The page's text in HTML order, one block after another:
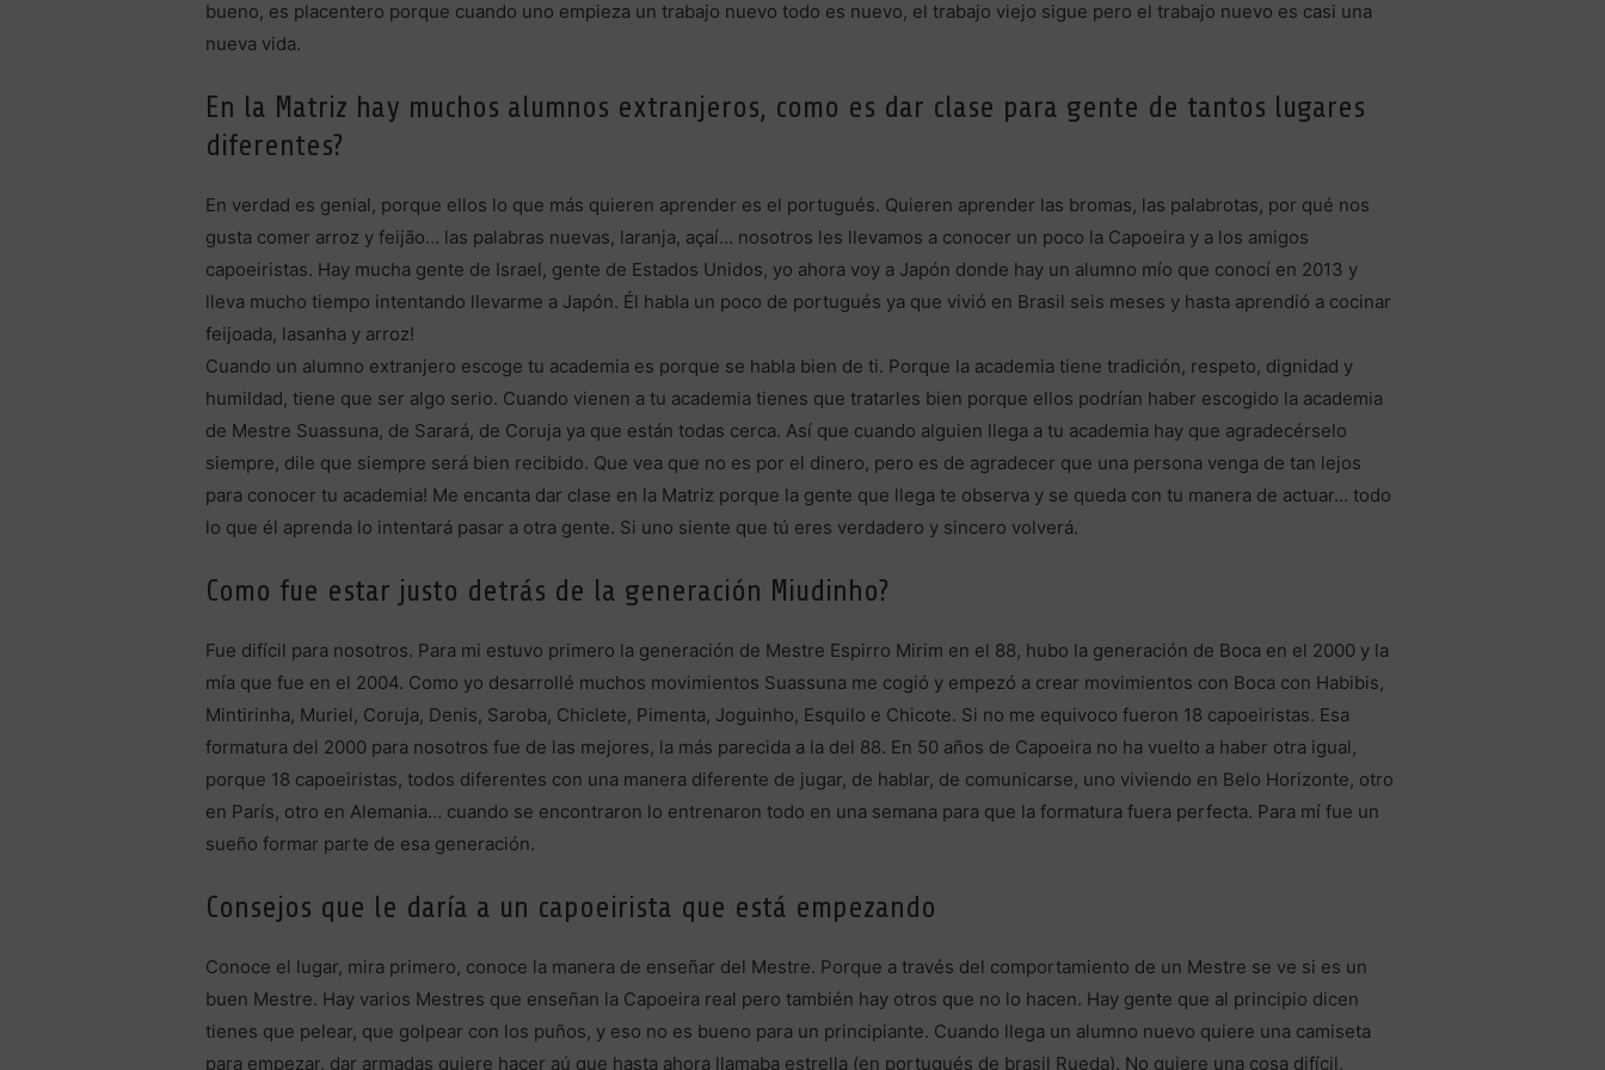
bueno, es placentero porque cuando uno empieza un trabajo nuevo todo es nuevo, el trabajo viejo sigue pero el trabajo nuevo es casi una
nueva vida.
En la Matriz hay muchos alumnos extranjeros, como es dar clase para gente de tantos lugares
diferentes?
En verdad es genial, porque ellos lo que más quieren aprender es el portugués. Quieren aprender las bromas, las palabrotas, por qué nos
gusta comer arroz y feijão… las palabras nuevas, laranja, açaí… nosotros les llevamos a conocer un poco la Capoeira y a los amigos
capoeiristas. Hay mucha gente de Israel, gente de Estados Unidos, yo ahora voy a Japón donde hay un alumno mío que conocí en 2013 y
lleva mucho tiempo intentando llevarme a Japón. Él habla un poco de portugués ya que vivió en Brasil seis meses y hasta aprendió a cocinar
feijoada, lasanha y arroz!
Cuando un alumno extranjero escoge tu academia es porque se habla bien de ti. Porque la academia tiene tradición, respeto, dignidad y
humildad, tiene que ser algo serio. Cuando vienen a tu academia tienes que tratarles bien porque ellos podrían haber escogido la academia
de Mestre Suassuna, de Sarará, de Coruja ya que están todas cerca. Así que cuando alguien llega a tu academia hay que agradecérselo
siempre, dile que siempre será bien recibido. Que vea que no es por el dinero, pero es de agradecer que una persona venga de tan lejos
para conocer tu academia! Me encanta dar clase en la Matriz porque la gente que llega te observa y se queda con tu manera de actuar… todo
lo que él aprenda lo intentará pasar a otra gente. Si uno siente que tú eres verdadero y sincero volverá.
Como fue estar justo detrás de la generación Miudinho?
Fue difícil para nosotros. Para mi estuvo primero la generación de Mestre Espirro Mirim en el 88, hubo la generación de Boca en el 2000 y la
mía que fue en el 2004. Como yo desarrollé muchos movimientos Suassuna me cogió y empezó a crear movimientos con Boca con Habibis,
Mintirinha, Muriel, Coruja, Denis, Saroba, Chiclete, Pimenta, Joguinho, Esquilo e Chicote. Si no me equivoco fueron 18 capoeiristas. Esa
formatura del 2000 para nosotros fue de las mejores, la más parecida a la del 88. En 50 años de Capoeira no ha vuelto a haber otra igual,
porque 18 capoeiristas, todos diferentes con una manera diferente de jugar, de hablar, de comunicarse, uno viviendo en Belo Horizonte, otro
en París, otro en Alemania… cuando se encontraron lo entrenaron todo en una semana para que la formatura fuera perfecta. Para mí fue un
sueño formar parte de esa generación.
Consejos que le daría a un capoeirista que está empezando
Conoce el lugar, mira primero, conoce la manera de enseñar del Mestre. Porque a través del comportamiento de un Mestre se ve si es un
buen Mestre. Hay varios Mestres que enseñan la Capoeira real pero también hay otros que no lo hacen. Hay gente que al principio dicen
tienes que pelear, que golpear con los puños, y eso no es bueno para un principiante. Cuando llega un alumno nuevo quiere una camiseta
para empezar, dar armadas quiere hacer aú que hasta ahora llamaba estrella (en portugués de brasil Rueda). No quiere una cosa difícil,